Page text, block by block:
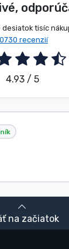
desiatok tisíc
recenzií
4.93 / 5
na začiatok